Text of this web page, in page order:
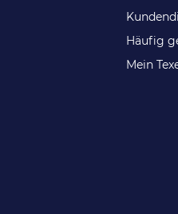
Häufig
Mein